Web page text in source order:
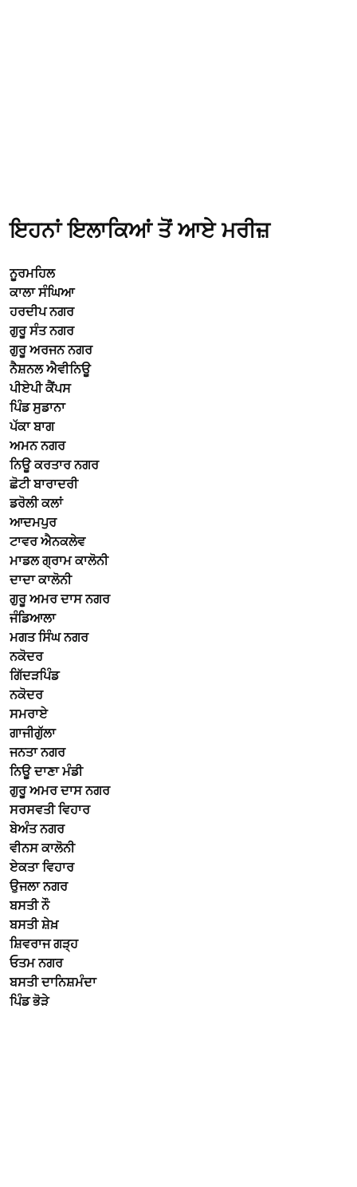
ਇਹਨਾਂ ਇਲਾਕਿਆਂ ਤੋਂ ਆਏ ਮਰੀਜ਼
ਨੂਰਮਹਿਲ
ਕਾਲਾ ਸੰਘਿਆ
ਹਰਦੀਪ ਨਗਰ
ਗੁਰੂ ਸੰਤ ਨਗਰ
ਗੁਰੂ ਅਰਜਨ ਨਗਰ
ਨੈਸ਼ਨਲ ਐਵੀਨਿਊ
ਪੀਏਪੀ ਕੈਂਪਸ
ਪਿੰਡ ਸੁਡਾਨਾ
ਪੱਕਾ ਬਾਗ
ਅਮਨ ਨਗਰ
ਨਿਊ ਕਰਤਾਰ ਨਗਰ
ਛੋਟੀ ਬਾਰਾਦਰੀ
ਡਰੋਲੀ ਕਲਾਂ
ਆਦਮਪੁਰ
ਟਾਵਰ ਐਨਕਲੇਵ
ਮਾਡਲ ਗ੍ਰਾਮ ਕਾਲੋਨੀ
ਦਾਦਾ ਕਾਲੋਨੀ
ਗੁਰੂ ਅਮਰ ਦਾਸ ਨਗਰ
ਜੰਡਿਆਲਾ
ਮਗਤ ਸਿੰਘ ਨਗਰ
ਨਕੋਦਰ
ਗਿੱਦੜਪਿੰਡ
ਨਕੋਦਰ
ਸਮਰਾਏ
ਗਾਜੀਗੁੱਲਾ
ਜਨਤਾ ਨਗਰ
ਨਿਊ ਦਾਣਾ ਮੰਡੀ
ਗੁਰੂ ਅਮਰ ਦਾਸ ਨਗਰ
ਸਰਸਵਤੀ ਵਿਹਾਰ
ਬੇਅੰਤ ਨਗਰ
ਵੀਨਸ ਕਾਲੋਨੀ
ਏਕਤਾ ਵਿਹਾਰ
ਉਜਲਾ ਨਗਰ
ਬਸਤੀ ਨੌ
ਬਸਤੀ ਸ਼ੇਖ਼
ਸ਼ਿਵਰਾਜ ਗੜ੍ਹ
ਓਤਮ ਨਗਰ
ਬਸਤੀ ਦਾਨਿਸ਼ਮੰਦਾ
ਪਿੰਡ ਭੋੜੇ